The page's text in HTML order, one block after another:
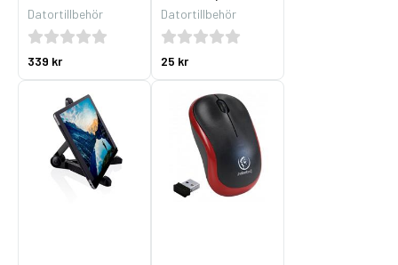
Datortillbehör
339 kr
Datortillbehör
25 kr